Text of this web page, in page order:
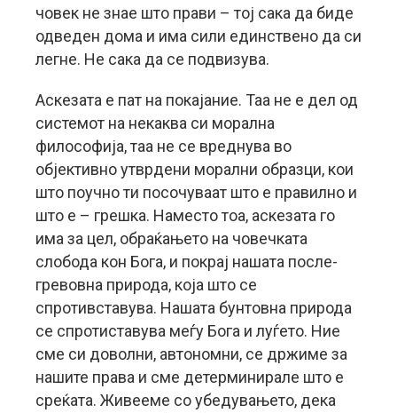
човек не знае што прави – тој сака да биде
одведен дома и има сили единствено да си
легне. Не сака да се подвизува.
Аскезата е пат на покајание. Таа не е дел од
системот на некаква си морална
философија, таа не се вреднува во
објективно утврдени морални образци, кои
што поучно ти посочуваат што е правилно и
што е – грешка. Наместо тоа, аскезата го
има за цел, обраќањето на човечката
слобода кон Бога, и покрај нашата после-
гревовна природа, која што се
спротивставува. Нашата бунтовна природа
се спротиставува меѓу Бога и луѓето. Ние
сме си доволни, автономни, се држиме за
нашите права и сме детерминирале што е
среќата. Живееме со убедувањето, дека